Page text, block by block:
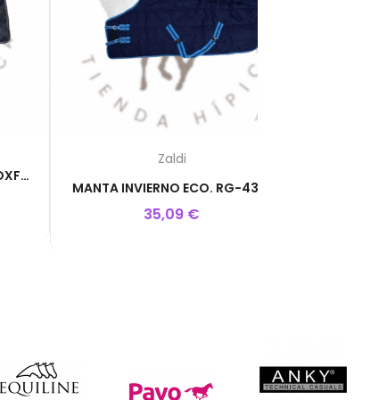
MANTA INVIERNO ECO. RG-4319
35,09 €